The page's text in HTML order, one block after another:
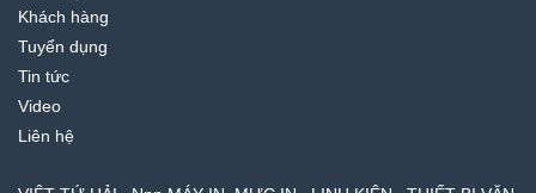
Khách hàng
Tuyển dụng
Tin tức
Video
Liên hệ